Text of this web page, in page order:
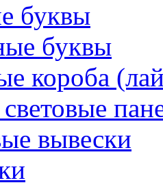
буквы
буквы
короба
вывески